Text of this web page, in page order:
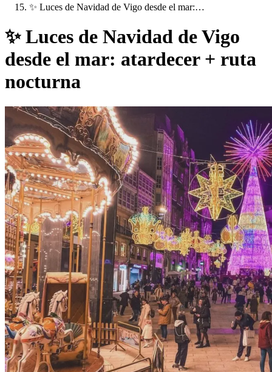
✨ Luces de Navidad de Vigo desde el mar:…
✨ Luces de Navidad de Vigo
desde el mar: atardecer + ruta
nocturna